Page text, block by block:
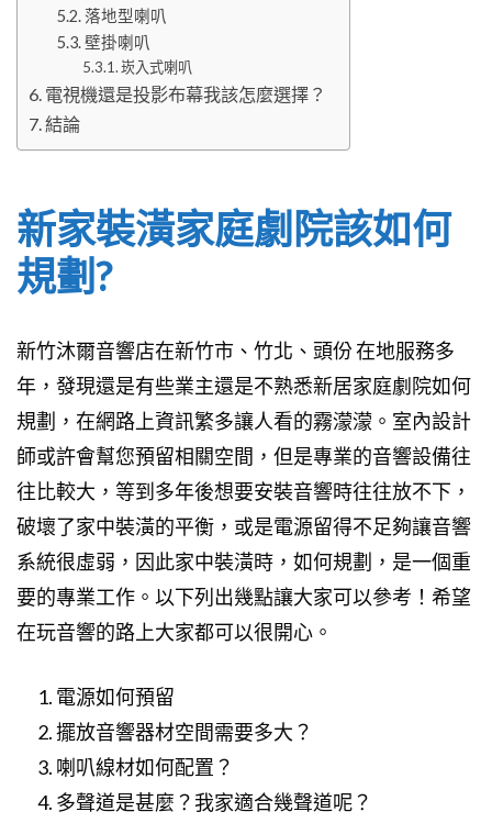
落地型喇叭
壁掛喇叭
崁入式喇叭
電視機還是投影布幕我該怎麼選擇？
結論
新家裝潢家庭劇院該如何
規劃?
新竹沐爾音響店在新竹市、竹北、頭份 在地服務多
年，發現還是有些業主還是不熟悉新居家庭劇院如何
規劃，在網路上資訊繁多讓人看的霧濛濛。室內設計
師或許會幫您預留相關空間，但是專業的音響設備往
往比較大，等到多年後想要安裝音響時往往放不下，
破壞了家中裝潢的平衡，或是電源留得不足夠讓音響
系統很虛弱，因此家中裝潢時，如何規劃，是一個重
要的專業工作。以下列出幾點讓大家可以參考！希望
在玩音響的路上大家都可以很開心。
電源如何預留
擺放音響器材空間需要多大？
喇叭線材如何配置？
多聲道是甚麼？我家適合幾聲道呢？